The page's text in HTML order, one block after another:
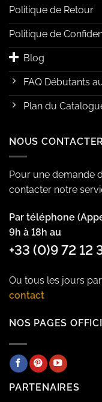
Politique de Retour
Politique de
Blog
FAQ Débutants
Plan du
NOUS CONTACTER
Pour une demande
contacter notre
Par téléphone
9h à 18h au
+33 (0)9 72 12
Ou tous les jours
contact
NOS PAGES
PARTENAIRES